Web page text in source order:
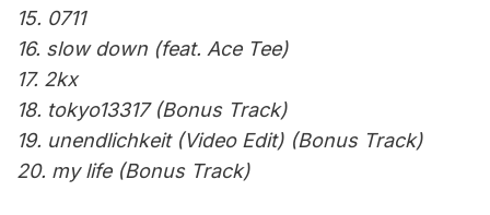
15. 0711
16. slow down (feat. Ace Tee)
17. 2kx
18. tokyo13317 (Bonus Track)
19. unendlichkeit (Video Edit) (Bonus Track)
20. my life (Bonus Track)